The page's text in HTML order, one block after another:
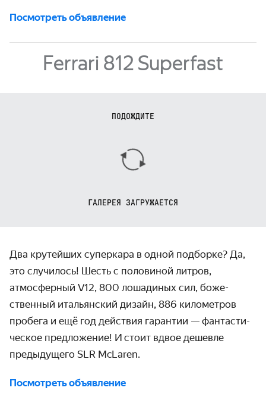
Посмотреть объявление
Ferrari 812 Superfast
ПОДОЖДИТЕ
ГАЛЕРЕЯ ЗАГРУЖАЕТСЯ
Два крутейших суперкара в одной подборке? Да,
это случилось! Шесть с половиной литров,
атмосферный V12, 800 лошадиных сил, боже­
ственный итальянский дизайн, 886 километров
пробега и ещё год действия гарантии — фантасти­
ческое предложение! И стоит вдвое дешевле
предыдущего SLR McLaren.
Посмотреть объявление